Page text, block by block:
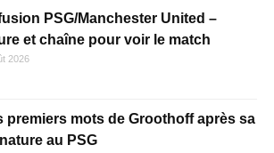
PSG/Manchester United –
et chaîne pour voir le match
2026
premiers mots de Groothoff après sa
au PSG